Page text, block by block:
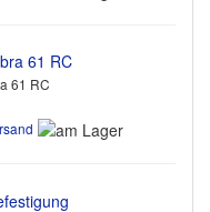
61 RC